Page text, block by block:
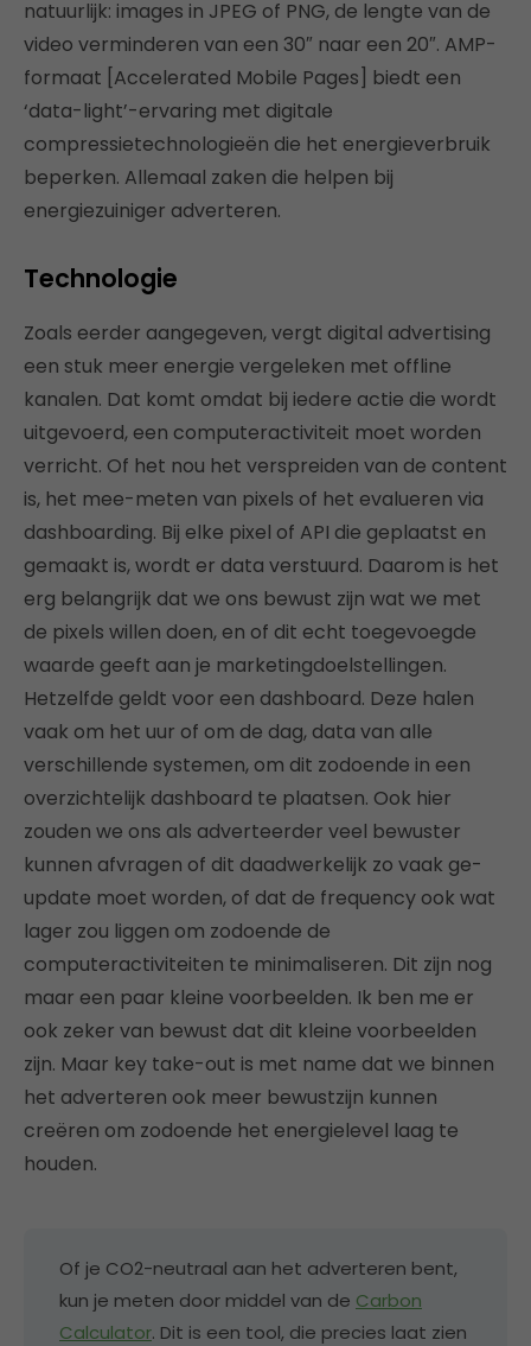
natuurlijk: images in JPEG of PNG, de lengte van de
video verminderen van een 30″ naar een 20″. AMP-
formaat [Accelerated Mobile Pages] biedt een
‘data-light’-ervaring met digitale
compressietechnologieën die het energieverbruik
beperken. Allemaal zaken die helpen bij
energiezuiniger adverteren.
Technologie
Zoals eerder aangegeven, vergt digital advertising
een stuk meer energie vergeleken met offline
kanalen. Dat komt omdat bij iedere actie die wordt
uitgevoerd, een computeractiviteit moet worden
verricht. Of het nou het verspreiden van de content
is, het mee-meten van pixels of het evalueren via
dashboarding. Bij elke pixel of API die geplaatst en
gemaakt is, wordt er data verstuurd. Daarom is het
erg belangrijk dat we ons bewust zijn wat we met
de pixels willen doen, en of dit echt toegevoegde
waarde geeft aan je marketingdoelstellingen.
Hetzelfde geldt voor een dashboard. Deze halen
vaak om het uur of om de dag, data van alle
verschillende systemen, om dit zodoende in een
overzichtelijk dashboard te plaatsen. Ook hier
zouden we ons als adverteerder veel bewuster
kunnen afvragen of dit daadwerkelijk zo vaak ge-
update moet worden, of dat de frequency ook wat
lager zou liggen om zodoende de
computeractiviteiten te minimaliseren. Dit zijn nog
maar een paar kleine voorbeelden. Ik ben me er
ook zeker van bewust dat dit kleine voorbeelden
zijn. Maar key take-out is met name dat we binnen
het adverteren ook meer bewustzijn kunnen
creëren om zodoende het energielevel laag te
houden.
Of je CO2-neutraal aan het adverteren bent,
kun je meten door middel van de Carbon
Calculator. Dit is een tool, die precies laat zien